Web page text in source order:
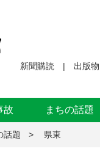
新聞購読 出版物
故 まちの話題
話題 県東